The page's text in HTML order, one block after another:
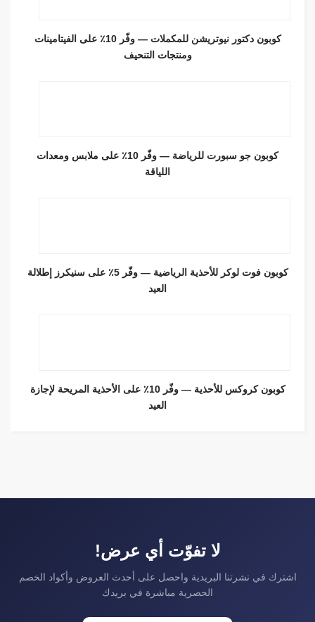
كوبون دكتور نيوتريشن للمكملات — وفّر 10٪ على الفيتامينات
ومنتجات التنحيف
كوبون جو سبورت للرياضة — وفّر 10٪ على ملابس ومعدات
اللياقة
كوبون فوت لوكر للأحذية الرياضية — وفّر 5٪ على سنيكرز إطلالة
العيد
كوبون كروكس للأحذية — وفّر 10٪ على الأحذية المريحة لإجازة
العيد
لا تفوّت أي عرض!
اشترك في نشرتنا البريدية واحصل على أحدث العروض وأكواد الخصم
الحصرية مباشرة في بريدك